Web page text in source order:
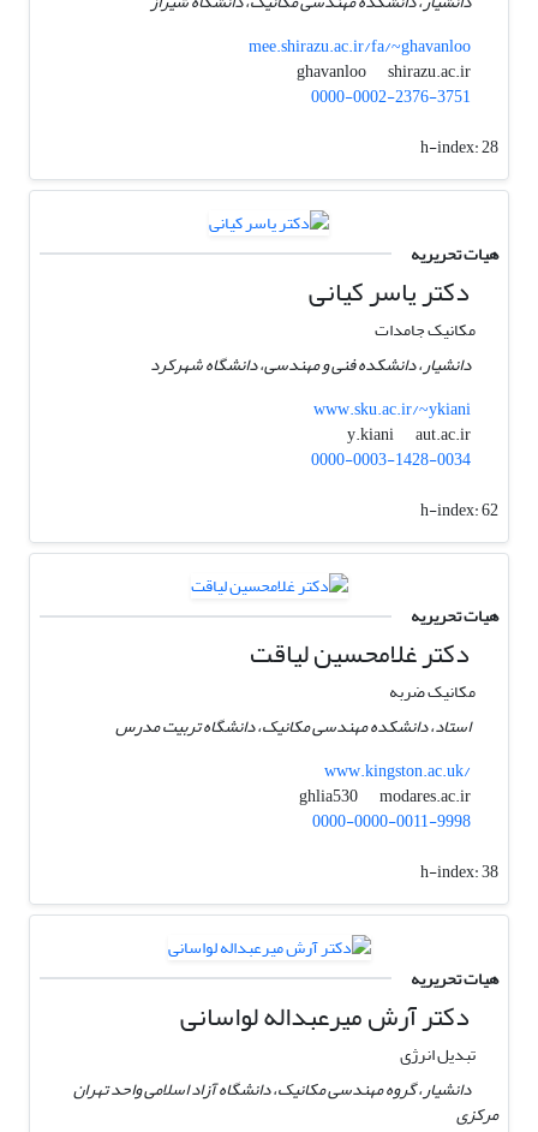
mee.shirazu.ac.ir/fa/~ghavanloo
ghavanloo
shirazu.ac.ir
0000-0002-2376-3751
h-index:28
هیات تحریریه
دکتر یاسر کیانی
مکانیک جامدات
دانشیار، دانشکده فنی و مهندسی، دانشگاه شهرکرد
www.sku.ac.ir/~ykiani
y.kiani
aut.ac.ir
0000-0003-1428-0034
h-index:62
هیات تحریریه
دکتر غلامحسین لیاقت
مکانیک ضربه
استاد، دانشکده مهندسی مکانیک، دانشگاه تربیت مدرس
www.kingston.ac.uk/
ghlia530
modares.ac.ir
0000-0000-0011-9998
h-index:38
هیات تحریریه
دکتر آرش میرعبداله لواسانی
تبدیل انرژی
دانشیار، گروه مهندسی مکانیک، دانشگاه آزاد اسلامی واحد تهران
مرکزی